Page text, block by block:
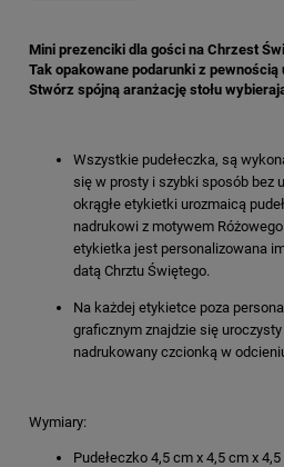
Mini prezenciki dla gości na Chrzest
Tak opakowane podarunki z
Stwórz spójną aranżację stołu
Wszystkie pudełeczka, są
się w prosty i szybki sposób bez
okrągłe etykietki urozmaicą
nadrukowi z motywem
etykietka jest personalizowana
datą Chrztu Świętego.
Na każdej etykietce poza
graficznym znajdzie się
nadrukowany czcionką w
Wymiary:
Pudełeczko 4,5 cm x 4,5 cm x 4,5